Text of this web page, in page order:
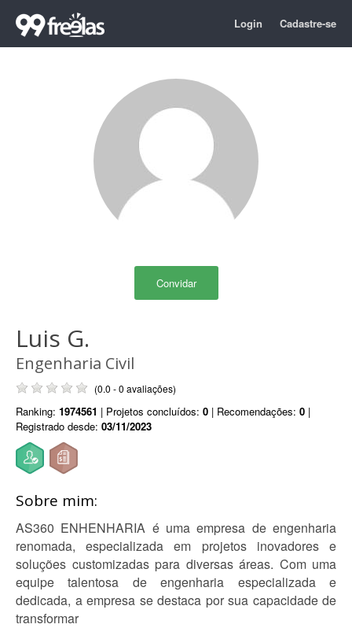
Login Cadastre-se
Convidar
Luis G.
Engenharia Civil
(0.0 - 0 avaliações)
Ranking: 1974561 | Projetos concluídos: 0 | Recomendações: 0 |
Registrado desde: 03/11/2023
Sobre mim:
AS360 ENHENHARIA é uma empresa de engenharia
renomada, especializada em projetos inovadores e
soluções customizadas para diversas áreas. Com uma
equipe talentosa de engenharia especializada e
dedicada, a empresa se destaca por sua capacidade de
transformar